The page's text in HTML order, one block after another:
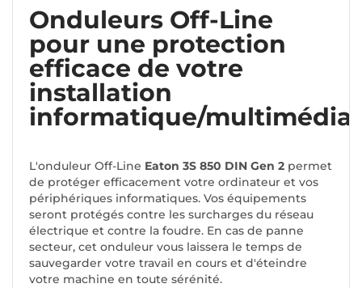
Onduleurs Off-Line
pour une protection
efficace de votre
installation
informatique/multimédia
L'onduleur Off-Line Eaton 3S 850 DIN Gen 2 permet
de protéger efficacement votre ordinateur et vos
périphériques informatiques. Vos équipements
seront protégés contre les surcharges du réseau
électrique et contre la foudre. En cas de panne
secteur, cet onduleur vous laissera le temps de
sauvegarder votre travail en cours et d'éteindre
votre machine en toute sérénité.